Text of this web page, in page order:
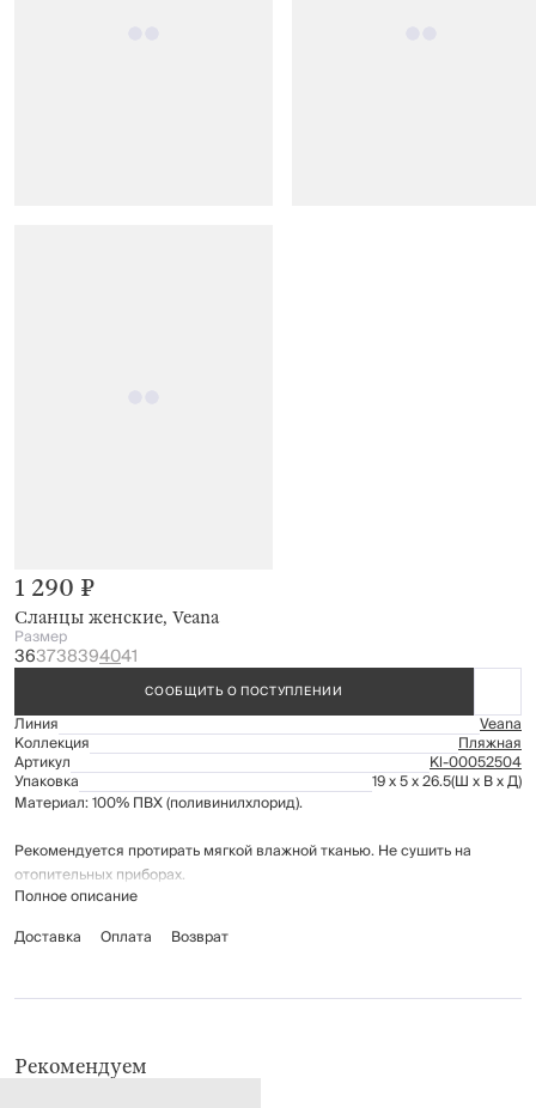
Сланцы женские, Veana
1 290 ₽
Размер
363738394041
СООБЩИТЬ О ПОСТУПЛЕНИИ
Линия Veana
Коллекция Пляжная
Артикул Kl-00052504
Упаковка 19 x 5 x 26.5(Ш x В x Д)
Материал: 100% ПВХ (поливинилхлорид).
Рекомендуется протирать мягкой влажной тканью. Не сушить на
отопительных приборах.
Полное описание
Доставка
Оплата Возврат
Рекомендуем